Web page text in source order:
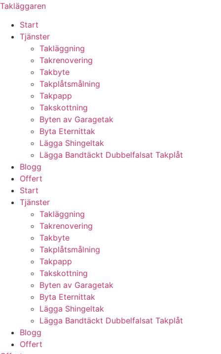
Skip
content
Takläggaren
Start
Tjänster
Takläggning
Takrenovering
Takbyte
Takplåtsmålning
Takpapp
Takskottning
Byten av Garagetak
Byta Eternittak
Lägga Shingeltak
Lägga Bandtäckt Dubbelfalsat Takplåt
Blogg
Offert
Start
Tjänster
Takläggning
Takrenovering
Takbyte
Takplåtsmålning
Takpapp
Takskottning
Byten av Garagetak
Byta Eternittak
Lägga Shingeltak
Lägga Bandtäckt Dubbelfalsat Takplåt
Blogg
Offert